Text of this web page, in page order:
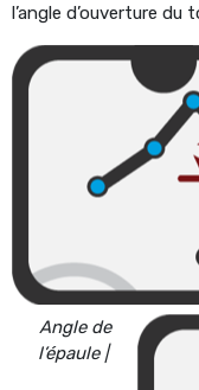
l’angle d’ouverture du
Angle de
l’épaule |